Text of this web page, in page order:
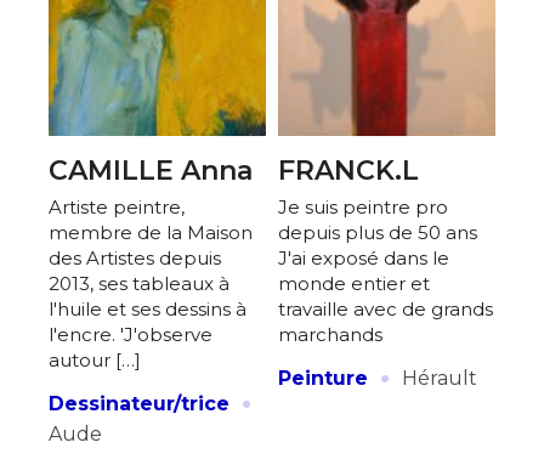
CAMILLE Anna
Artiste peintre,
membre de la Maison
des Artistes depuis
2013, ses tableaux à
l'huile et ses dessins à
l'encre. 'J'observe
autour […]
Dessinateur/trice
·
Aude
FRANCK.L
Je suis peintre pro
depuis plus de 50 ans
J'ai exposé dans le
monde entier et
travaille avec de grands
marchands
Peinture
· Hérault